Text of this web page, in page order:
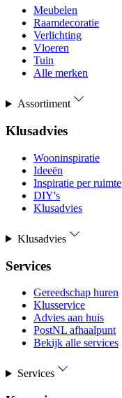
Meubelen
Raamdecoratie
Verlichting
Vloeren
Tuin
Alle merken
Assortiment
Klusadvies
Wooninspiratie
Ideeën
Inspiratie per ruimte
DIY's
Klusadvies
Klusadvies
Services
Gereedschap huren
Klusservice
Advies aan huis
PostNL afhaalpunt
Bekijk alle services
Services